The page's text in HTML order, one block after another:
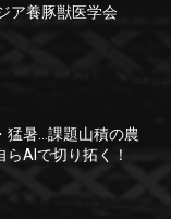
ア養豚獣医学会
猛暑…課題山積の農
AIで切り拓く！